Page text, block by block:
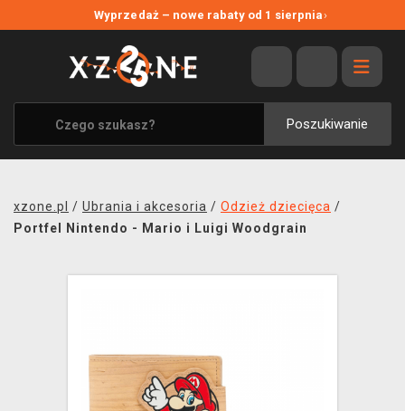
Wyprzedaż – nowe rabaty od 1 sierpnia›
Poszukiwanie
WYPRZEDAŻ
WSZYSTKIE MARKI
XZONE ORIGINALS
UBRANIA I AKCESORIA
SOUNDTRACKI
TRANSPORT
xzone.pl / Ubrania i akcesoria / Odzież dziecięca /
Portfel Nintendo - Mario i Luigi Woodgrain